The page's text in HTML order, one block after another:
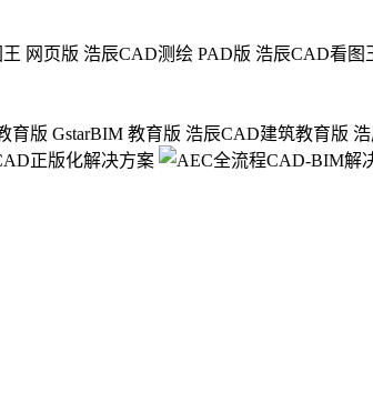
网页版 浩辰CAD测绘 PAD版 浩辰CAD看图
育版 GstarBIM 教育版 浩辰CAD建筑教育版